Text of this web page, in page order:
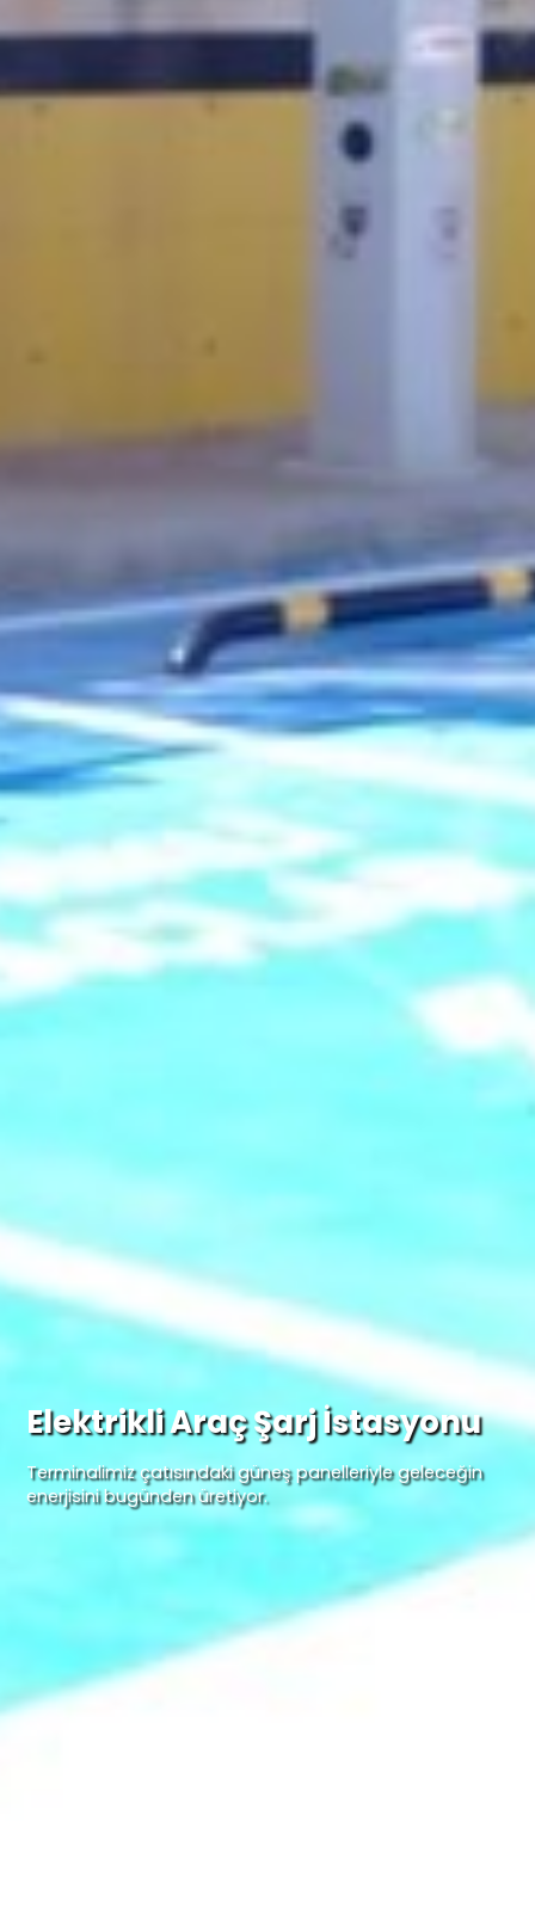
Elektrikli Araç Şarj İstasyonu
Terminalimiz çatısındaki güneş panelleriyle geleceğin
enerjisini bugünden üretiyor.